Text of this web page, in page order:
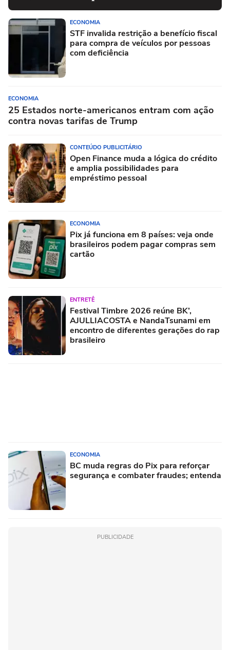
ECONOMIA
STF invalida restrição a benefício fiscal
para compra de veículos por pessoas
com deficiência
ECONOMIA
25 Estados norte-americanos entram com ação
contra novas tarifas de Trump
CONTEÚDO PUBLICITÁRIO
Open Finance muda a lógica do crédito
e amplia possibilidades para
empréstimo pessoal
ECONOMIA
Pix já funciona em 8 países: veja onde
brasileiros podem pagar compras sem
cartão
ENTRETÊ
Festival Timbre 2026 reúne BK’,
AJULLIACOSTA e NandaTsunami em
encontro de diferentes gerações do rap
brasileiro
ECONOMIA
BC muda regras do Pix para reforçar
segurança e combater fraudes; entenda
PUBLICIDADE